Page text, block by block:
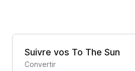
Suivre vos To The Sun
Convertir